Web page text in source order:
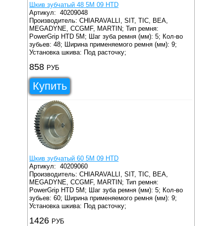
Шкив зубчатый 48 5M 09 HTD
Артикул:40209048
Производитель: CHIARAVALLI, SIT, TIC, BEA,
MEGADYNE, CCGMF, MARTIN; Тип ремня:
PowerGrip HTD 5M; Шаг зуба ремня (мм): 5; Кол-во
зубьев: 48; Ширина применяемого ремня (мм): 9;
Установка шкива: Под расточку;
858 РУБ
Купить
Шкив зубчатый 60 5M 09 HTD
Артикул:40209060
Производитель: CHIARAVALLI, SIT, TIC, BEA,
MEGADYNE, CCGMF, MARTIN; Тип ремня:
PowerGrip HTD 5M; Шаг зуба ремня (мм): 5; Кол-во
зубьев: 60; Ширина применяемого ремня (мм): 9;
Установка шкива: Под расточку;
1426 РУБ